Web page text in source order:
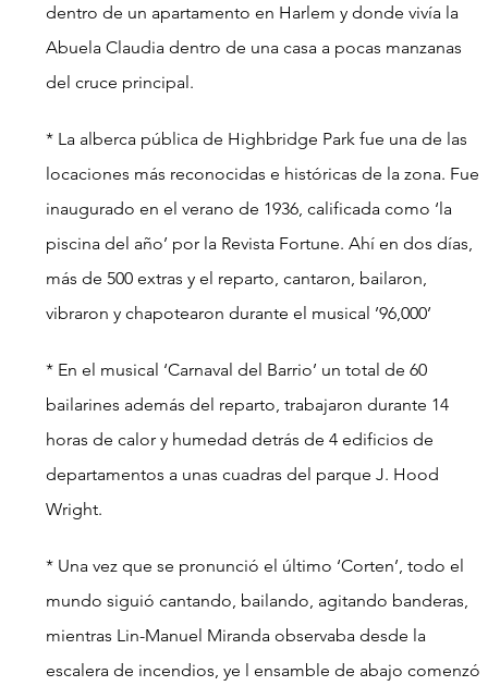
dentro de un apartamento en Harlem y donde vivía la
Abuela Claudia dentro de una casa a pocas manzanas
del cruce principal.
* La alberca pública de Highbridge Park fue una de las
locaciones más reconocidas e históricas de la zona. Fue
inaugurado en el verano de 1936, calificada como ‘la
piscina del año’ por la Revista Fortune. Ahí en dos días,
más de 500 extras y el reparto, cantaron, bailaron,
vibraron y chapotearon durante el musical ’96,000’
* En el musical ‘Carnaval del Barrio’ un total de 60
bailarines además del reparto, trabajaron durante 14
horas de calor y humedad detrás de 4 edificios de
departamentos a unas cuadras del parque J. Hood
Wright.
* Una vez que se pronunció el último ‘Corten’, todo el
mundo siguió cantando, bailando, agitando banderas,
mientras Lin-Manuel Miranda observaba desde la
escalera de incendios, ye l ensamble de abajo comenzó